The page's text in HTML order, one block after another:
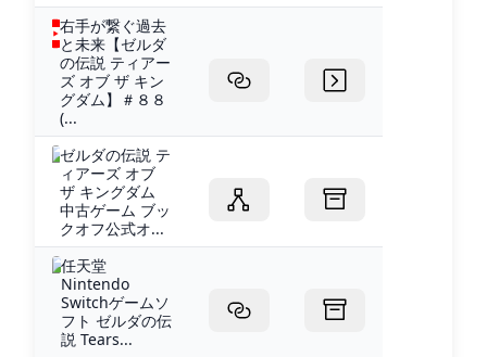
右手が繋ぐ過去
と未来【ゼルダ
の伝説 ティアー
ズ オブ ザ キン
グダム】＃８８
(...
ゼルダの伝説 テ
ィアーズ オブ
ザ キングダム
中古ゲーム ブッ
クオフ公式オ...
任天堂
Nintendo
Switchゲームソ
フト ゼルダの伝
説 Tears...